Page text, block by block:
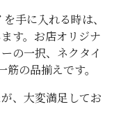
手に入れる時は、
す。お店オリジナ
の一択、ネクタイ
の品揃えです。
、大変満足してお